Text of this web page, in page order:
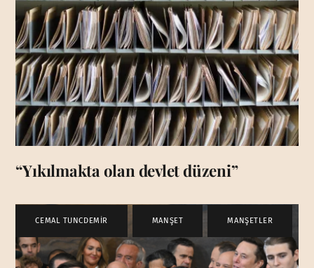
“Yıkılmakta olan devlet düzeni”
CEMAL TUNCDEMİR MANŞET MANŞETLER